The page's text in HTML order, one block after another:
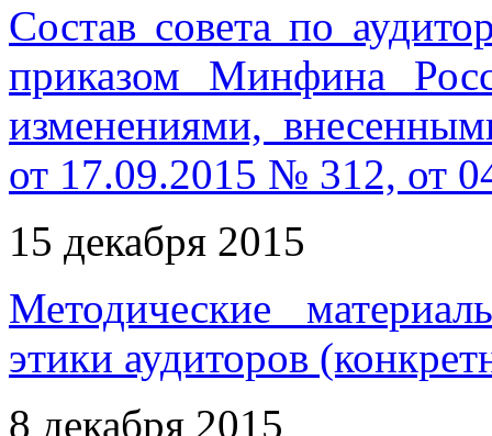
Состав совета по
приказом Минфина
изменениями,
от 17.09.2015 № 312, от
15 декабря 2015
Методические
этики аудиторов
8 декабря 2015